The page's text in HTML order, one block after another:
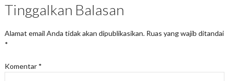
Tinggalkan Balasan
Alamat email Anda tidak akan dipublikasikan. Ruas yang wajib ditandai
*
Komentar *